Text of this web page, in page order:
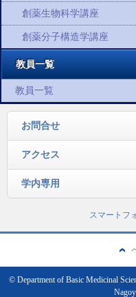
創薬生物科学講座
創薬分子構造学講座
教員一覧
教員一覧
お問合せ
アクセス
学内専用
スマートフ
© Department of Basic Medicinal